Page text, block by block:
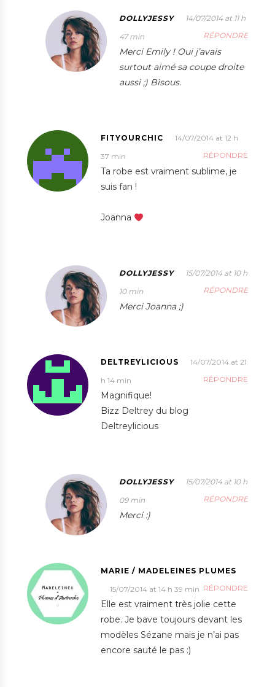
DOLLYJESSY
14/07/2014 at 11 h
47 min
RÉPONDRE
Merci Emily ! Oui j’avais
surtout aimé sa coupe droite
aussi ;) Bisous.
FITYOURCHIC
14/07/2014 at 12 h
37 min
RÉPONDRE
Ta robe est vraiment sublime, je
suis fan !
Joanna
DOLLYJESSY
15/07/2014 at 10 h
10 min
RÉPONDRE
Merci Joanna ;)
DELTREYLICIOUS
14/07/2014 at 21
h 14 min
RÉPONDRE
Magnifique!
Bizz Deltrey du blog
Deltreylicious
DOLLYJESSY
15/07/2014 at 10 h
09 min
RÉPONDRE
Merci :)
MARIE / MADELEINES PLUMES
15/07/2014 at 14 h 39 min RÉPONDRE
Elle est vraiment très jolie cette
robe. Je bave toujours devant les
modèles Sézane mais je n’ai pas
encore sauté le pas :)